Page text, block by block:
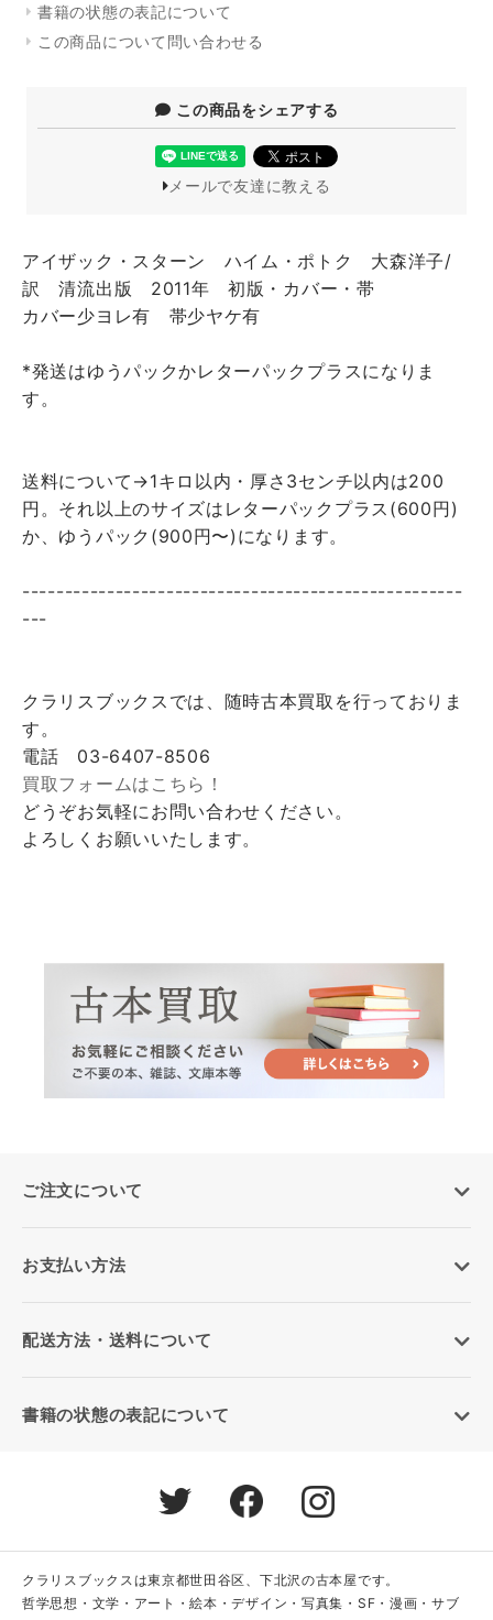
書籍の状態の表記について
この商品について問い合わせる
この商品をシェアする
メールで友達に教える
アイザック・スターン ハイム・ポトク 大森洋子/
訳 清流出版 2011年 初版・カバー・帯
カバー少ヨレ有 帯少ヤケ有
*発送はゆうパックかレターパックプラスになりま
す。
送料について→1キロ以内・厚さ3センチ以内は200
円。それ以上のサイズはレターパックプラス(600円)
か、ゆうパック(900円〜)になります。
----------------------------------------------------
---
クラリスブックスでは、随時古本買取を行っておりま
す。
電話 03-6407-8506
買取フォームはこちら！
どうぞお気軽にお問い合わせください。
よろしくお願いいたします。
ご注文について
お支払い方法
配送方法・送料について
書籍の状態の表記について
クラリスブックスは東京都世田谷区、下北沢の古本屋です。
哲学思想・文学・アート・絵本・デザイン・写真集・SF・漫画・サブ